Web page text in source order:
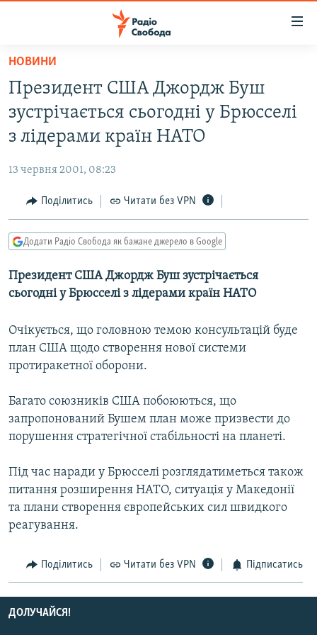
Перейти
основного
матеріалу
Перейти
до
основної
навігації
Перейти
до
пошуку
ВСЕ ЗА ДОБУ
СТАТТІ
ЕКОНОМІКА
СУСПІЛЬСТВО
УКРАЇНА
РОСІЙСЬКА «ФІЛЬТРАЦІЯ»
ДОНБАС.РЕАЛІЇ
ТИ ЯК?
СХЕМИ
КИТАЙ.ВИКЛИКИ
МУЛЬТИМЕДІА
ФОТО
ПОДКАСТИ
КРИМ РЕАЛІЇ
РУС
УКР
КТАТ
НОВИНИ
Президент США Джордж Буш
зустрічається сьогодні у Брюсселі
з лідерами країн НАТО
13 червня 2001, 08:23
Поділитись Читати без VPN
Додати Радіо Свобода як бажане джерело в Google
Президент США Джордж Буш зустрічається
сьогодні у Брюсселі з лідерами країн НАТО
Очікується, що головною темою консультацій буде
план США щодо створення нової системи
протиракетної оборони.
Багато союзників США побоюються, що
запропонований Бушем план може призвести до
порушення стратегічної стабільності на планеті.
Під час наради у Брюсселі розглядатиметься також
питання розширення НАТО, ситуація у Македонії
та плани створення європейських сил швидкого
реагування.
Поділитись Читати без VPN Підписатись
ДОЛУЧАЙСЯ!